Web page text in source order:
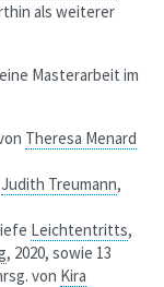
als weiterer
Masterarbeit im
Theresa Menard
Judith Treumann,
Leichtentritts,
, 2020, sowie 13
von Kira